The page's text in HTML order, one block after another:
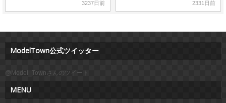
3237日前
2331日前
ModelTown公式ツイッター
@Model_Townさんのツイート
MENU